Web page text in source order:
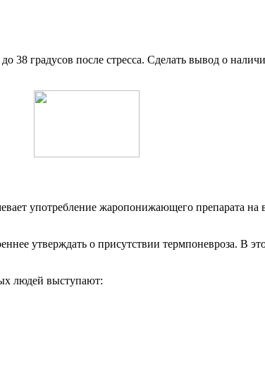
38 градусов после стресса. Сделать вывод о
употребление жаропонижающего препарата
утверждать о присутствии термпоневроза. В
людей выступают: